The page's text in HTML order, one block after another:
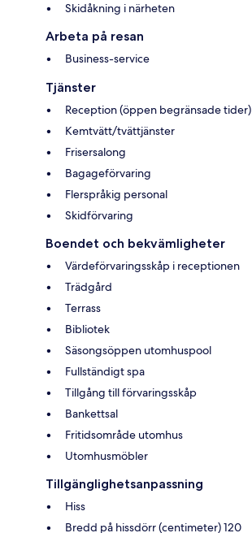
Skidåkning i närheten
Arbeta på resan
Business-service
Tjänster
Reception (öppen begränsade tider)
Kemtvätt/tvättjänster
Frisersalong
Bagageförvaring
Flerspråkig personal
Skidförvaring
Boendet och bekvämligheter
Värdeförvaringsskåp i receptionen
Trädgård
Terrass
Bibliotek
Säsongsöppen utomhuspool
Fullständigt spa
Tillgång till förvaringsskåp
Bankettsal
Fritidsområde utomhus
Utomhusmöbler
Tillgänglighetsanpassning
Hiss
Bredd på hissdörr (centimeter) 120